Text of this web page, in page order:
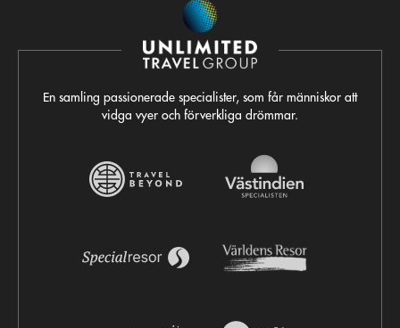
En samling passionerade specialister, som får människor att
vidga vyer och förverkliga drömmar.